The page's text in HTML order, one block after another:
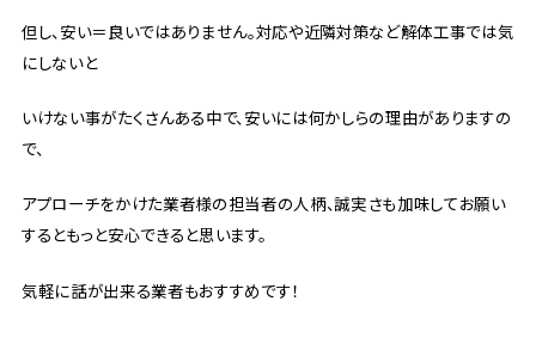
但し、安い＝良いではありません。対応や近隣対策など解体工事では気
にしないと
いけない事がたくさんある中で、安いには何かしらの理由がありますの
で、
アプローチをかけた業者様の担当者の人柄、誠実さも加味してお願い
するともっと安心できると思います。
気軽に話が出来る業者もおすすめです！